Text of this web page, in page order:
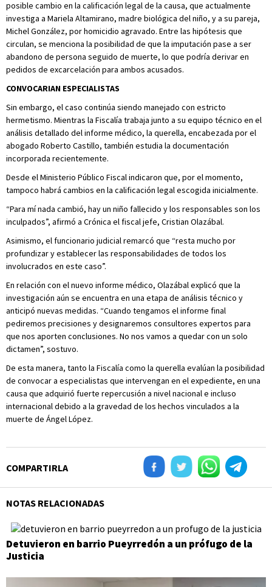
posible cambio en la calificación legal de la causa, que actualmente
investiga a Mariela Altamirano, madre biológica del niño, y a su pareja,
Michel González, por homicidio agravado. Entre las hipótesis que
circulan, se menciona la posibilidad de que la imputación pase a ser
abandono de persona seguido de muerte, lo que podría derivar en
pedidos de excarcelación para ambos acusados.
CONVOCARIAN ESPECIALISTAS
Sin embargo, el caso continúa siendo manejado con estricto
hermetismo. Mientras la Fiscalía trabaja junto a su equipo técnico en el
análisis detallado del informe médico, la querella, encabezada por el
abogado Roberto Castillo, también estudia la documentación
incorporada recientemente.
Desde el Ministerio Público Fiscal indicaron que, por el momento,
tampoco habrá cambios en la calificación legal escogida inicialmente.
“Para mí nada cambió, hay un niño fallecido y los responsables son los
inculpados”, afirmó a Crónica el fiscal jefe, Cristian Olazábal.
Asimismo, el funcionario judicial remarcó que “resta mucho por
profundizar y establecer las responsabilidades de todos los
involucrados en este caso”.
En relación con el nuevo informe médico, Olazábal explicó que la
investigación aún se encuentra en una etapa de análisis técnico y
anticipó nuevas medidas. “Cuando tengamos el informe final
pediremos precisiones y designaremos consultores expertos para
que nos aporten conclusiones. No nos vamos a quedar con un solo
dictamen”, sostuvo.
De esta manera, tanto la Fiscalía como la querella evalúan la posibilidad
de convocar a especialistas que intervengan en el expediente, en una
causa que adquirió fuerte repercusión a nivel nacional e incluso
internacional debido a la gravedad de los hechos vinculados a la
muerte de Ángel López.
COMPARTIRLA
NOTAS RELACIONADAS
Detuvieron en barrio Pueyrredón a un prófugo de la
Justicia